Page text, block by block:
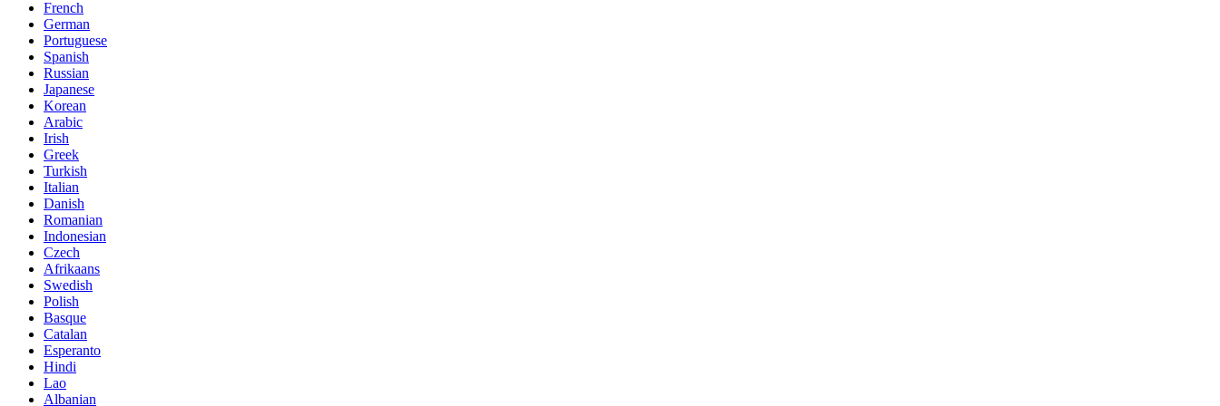
French
German
Portuguese
Spanish
Russian
Japanese
Korean
Arabic
Irish
Greek
Turkish
Italian
Danish
Romanian
Indonesian
Czech
Afrikaans
Swedish
Polish
Basque
Catalan
Esperanto
Hindi
Lao
Albanian